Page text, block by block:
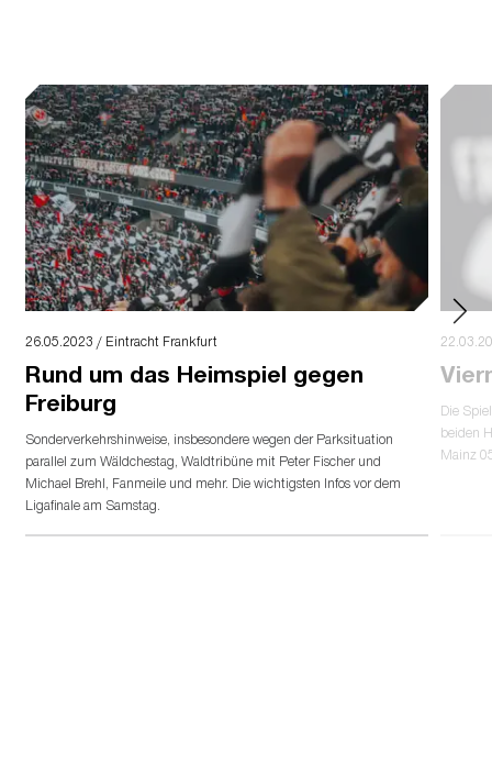
26.05.2023 / Eintracht Frankfurt
Rund um das Heimspiel gegen
Freiburg
Sonderverkehrshinweise, insbesondere wegen der Parksituation
parallel zum Wäldchestag, Waldtribüne mit Peter Fischer und
Michael Brehl, Fanmeile und mehr. Die wichtigsten Infos vor dem
Ligafinale am Samstag.
Die
beiden
Mainz